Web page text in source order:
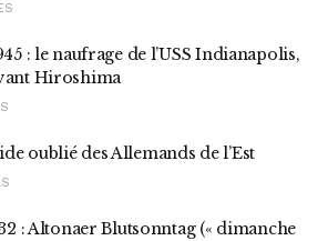
: le naufrage de l’USS Indianapolis,
Hiroshima
oublié des Allemands de l’Est
: Altonaer Blutsonntag (« dimanche